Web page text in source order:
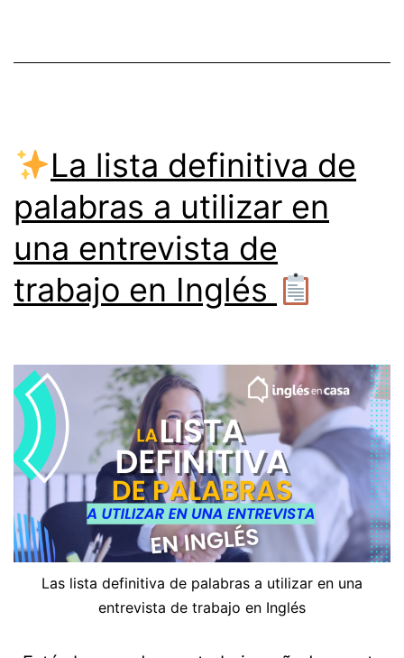
carrera
Inglés
La lista definitiva de
palabras a utilizar en
una entrevista de
trabajo en Inglés
Las lista definitiva de palabras a utilizar en una
entrevista de trabajo en Inglés